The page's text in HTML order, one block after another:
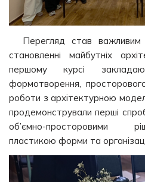
Перегляд став
становленні майбутніх
першому курсі
формотворення,
роботи з архітектурною
продемонстрували перші
об’ємно-просторовими
пластикою форми та